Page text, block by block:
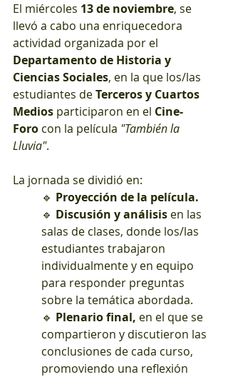
El miércoles 13 de noviembre, se
llevó a cabo una enriquecedora
actividad organizada por el
Departamento de Historia y
Ciencias Sociales, en la que los/las
estudiantes de Terceros y Cuartos
Medios participaron en el Cine-
Foro con la película "También la
Lluvia".
La jornada se dividió en:
🔹 Proyección de la película.
🔹 Discusión y análisis en las
salas de clases, donde los/las
estudiantes trabajaron
individualmente y en equipo
para responder preguntas
sobre la temática abordada.
🔹 Plenario final, en el que se
compartieron y discutieron las
conclusiones de cada curso,
promoviendo una reflexión